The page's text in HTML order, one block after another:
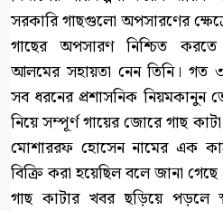
সরকারি গাছগুলো অপসারণের
গাছের অপসারণ নিশ্চিত করতে
আলমের সহায়তা নেন তিনি।
সব ধরনের প্রশাসনিক
নিয়ে সম্পূর্ণ গায়ের জোরে গাছ
মোশাররফ হোসেন নামের এক
বিক্রি করা হয়েছিল বলে জানা গেছে।
গাছ কাটার খবর ছড়িয়ে পড়লে